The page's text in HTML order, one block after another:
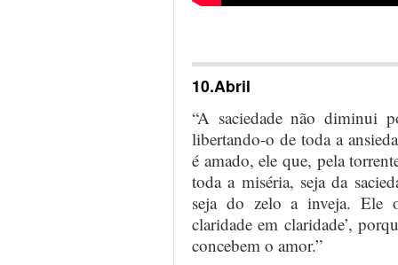
10.Abril
“A saciedade não diminui
libertando-o de toda a
é amado, ele que, pela
toda a miséria, seja da
seja do zelo a inveja. Ele
claridade em claridade’,
concebem o amor.”